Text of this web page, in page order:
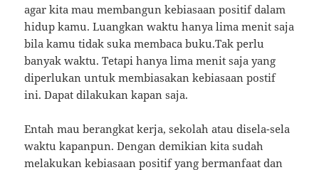
agar kita mau membangun kebiasaan positif dalam
hidup kamu. Luangkan waktu hanya lima menit saja
bila kamu tidak suka membaca buku.Tak perlu
banyak waktu. Tetapi hanya lima menit saja yang
diperlukan untuk membiasakan kebiasaan postif
ini. Dapat dilakukan kapan saja.
Entah mau berangkat kerja, sekolah atau disela-sela
waktu kapanpun. Dengan demikian kita sudah
melakukan kebiasaan positif yang bermanfaat dan